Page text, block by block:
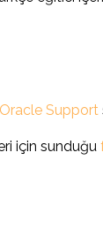
Support
için sunduğu